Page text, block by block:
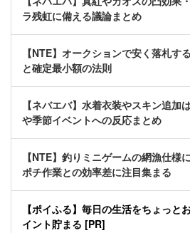
ラ残虹に備える議論まとめ
【NTE】オークションで安く落札す
と確定最小額の法則
【ネバエバ】水着衣装やスキン追加
や季節イベントへの反応まとめ
【NTE】釣りミニゲームの網漁仕様
ポチ作業との効率差に注目集まる
【ポイふる】毎日の生活をちょっと
イント貯まる [PR]